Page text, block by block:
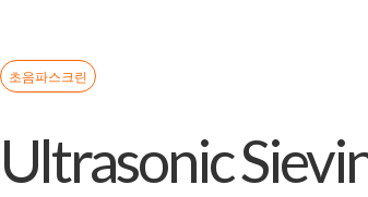
초음파스크린
Ultrasonic